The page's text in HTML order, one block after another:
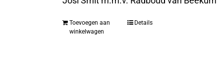
Toevoegen aan
winkelwagen
Details